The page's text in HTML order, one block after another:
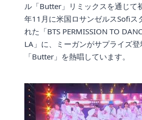
ル「Butter」リミックスを通じて
年11月に米国ロサンゼルスSofiス
れた「BTS PERMISSION TO
LA」に、ミーガンがサプライズ
「Butter」を熱唱しています。